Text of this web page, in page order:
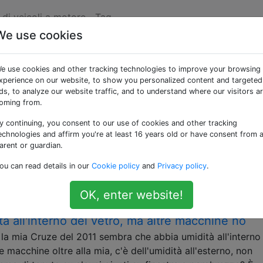
di veicoli a motore Tag
«windshield»
polimeri che è montato davanti al conducente di un
utilizzato per i finestrini dell'auto?
laterale destro della mia VW Golf. Avevo fretta e
tagliato un pezzo di plexiglass spesso 4 o 5 mm ($
nella mia auto pensando che poche settimane dopo,
all'interno del vetro, ma altre macchine no
mia Cruze del 2011 sembra che abbia umidità all'interno
macchine oltre alla mia, c'è dell'umidità all'esterno, non
use cookies
use cookies and other tracking technologies to improve your browsing
on our website, to show you personalized content and targeted
to analyze our website traffic, and to understand where our visitors
from.
continuing, you consent to our use of cookies and other tracking
and affirm you're at least 16 years old or have consent from a
or guardian.
can read details in our Cookie policy and Privacy policy.
OK, enter website!